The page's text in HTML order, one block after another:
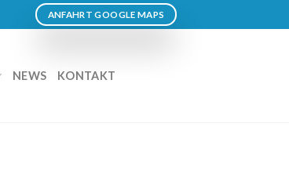
ANFAHRT GOOGLE MAPS
NEWS KONTAKT